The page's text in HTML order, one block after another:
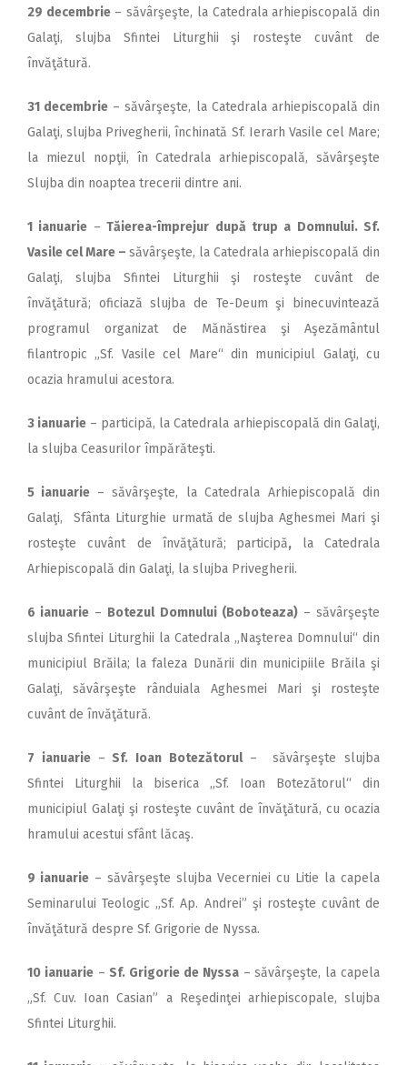
29 decembrie– săvârşeşte, la Catedrala arhiepiscopală din
Galaţi, slujba Sfintei Liturghii şi rosteşte cuvânt de
învăţătură.
31 decembrie – săvârşeşte, la Catedrala arhiepiscopală din
Galaţi, slujba Privegherii, închinată Sf. Ierarh Vasile cel Mare;
la miezul nopţii, în Catedrala arhiepiscopală, săvârşeşte
Slujba din noaptea trecerii dintre ani.
1 ianuarie – Tăierea-împrejur după trup a Domnului. Sf.
Vasile cel Mare – săvârşeşte, la Catedrala arhiepis­copală din
Galaţi, slujba Sfintei Liturghii şi rosteşte cuvânt de
învăţătură; oficiază slujba de Te-Deum şi binecuvintează
programul organizat de Mănăstirea şi Aşezământul
filantropic „Sf. Vasile cel Mare“ din municipiul Galaţi, cu
ocazia hramului acestora.
3 ianuarie – participă, la Catedrala arhiepiscopală din Galaţi,
la slujba Ceasurilor împărăteşti.
5 ianuarie – săvârşeşte, la Catedrala Arhiepiscopală din
Galaţi, Sfânta Liturghie urmată de slujba Aghesmei Mari şi
rosteşte cuvânt de învăţătură;
participă, la Catedrala
Arhiepis­copală din Galaţi, la slujba Privegherii.
6 ianuarie – Botezul Domnului (Boboteaza) – săvârşeşte
slujba Sfintei Liturghii la Catedrala „Naşterea Domnului“ din
municipiul Brăila; la faleza Dunării din municipiile Brăila şi
Galaţi, săvârşeşte rânduiala Aghesmei Mari şi rosteşte
cuvânt de învăţătură.
7 ianuarie – Sf. Ioan Botezătorul – săvârşeşte slujba
Sfintei Liturghii la biserica ,,Sf. Ioan Botezătorul“ din
municipiul Galaţi şi rosteşte cuvânt de învăţătură, cu ocazia
hramului acestui sfânt lăcaş.
9 ianuarie – săvârşeşte slujba Vecerniei cu Litie la capela
Seminarului Teologic „Sf. Ap. Andrei” şi rosteşte cuvânt de
învăţătură despre Sf. Grigorie de Nyssa.
10 ianuarie– Sf. Grigorie de Nyssa– săvârşeşte, la capela
„Sf. Cuv. Ioan Casian” a Reşedinţei arhiepiscopale, slujba
Sfintei Liturghii.